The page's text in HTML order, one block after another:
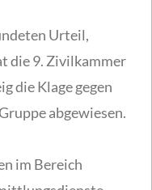
Urteil,
die 9. Zivilkammer
die Klage gegen
abgewiesen.
im Bereich